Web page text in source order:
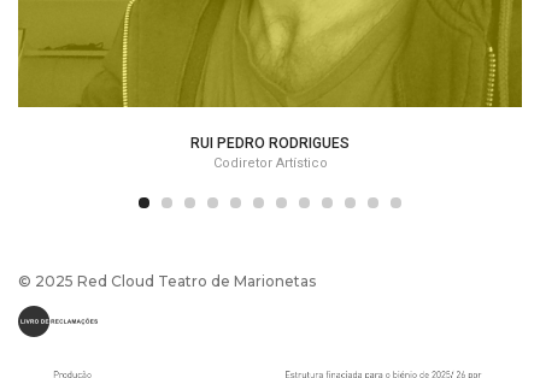
RUI PEDRO RODRIGUES
Codiretor Artístico
© 2025 Red Cloud Teatro de Marionetas